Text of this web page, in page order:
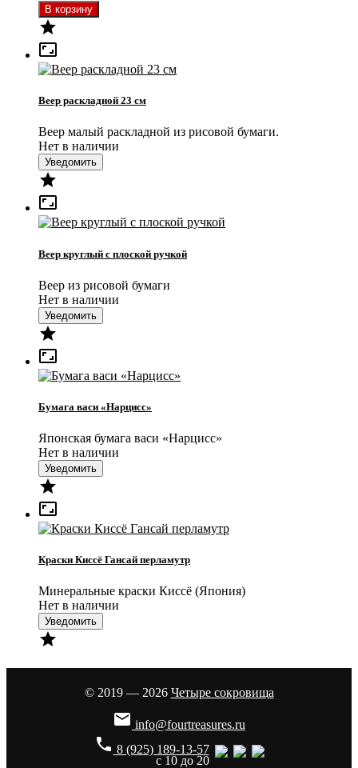


Веер раскладной 23 см
Веер малый раскладной из рисовой бумаги.
Нет в наличии
Уведомить


Веер круглый с плоской ручкой
Веер из рисовой бумаги
Нет в наличии
Уведомить


Бумага васи «Нарцисс»
Японская бумага васи «Нарцисс»
Нет в наличии
Уведомить


Краски Киссё Гансай перламутр
Минеральные краски Киссё (Япония)
Нет в наличии
Уведомить

© 2019 — 2026 Четыре сокровища
 info@fourtreasures.ru
phone 8 (925) 189-13-57
с 10 до 20